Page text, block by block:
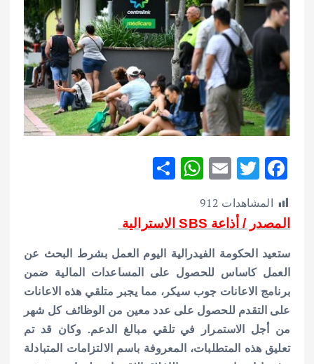
F
ac
e
b
o
o
k
T
w
it
te
r
E
ai
l
W
at
s
A
p
p
ar
e
المشاهدات 912
المصدر / أذاعة SBS الاسترالية
ستعيد الحكومة الفيدرالية اليوم العمل بشرط البحث عن
العمل كاساس للحصول على المساعدات المالية ضمن
برنامج الاعانات جوب سيكر، مما يجبر متلقي هذه الاعانات
على التقدم للحصول على عدد معين من الوظائف كل شهر
من أجل الاستمرار في تلقي مبالغ الدعم. وكان قد تم
تعليق هذه المتطلبات، المعروفة باسم الالتزامات المتبادلة